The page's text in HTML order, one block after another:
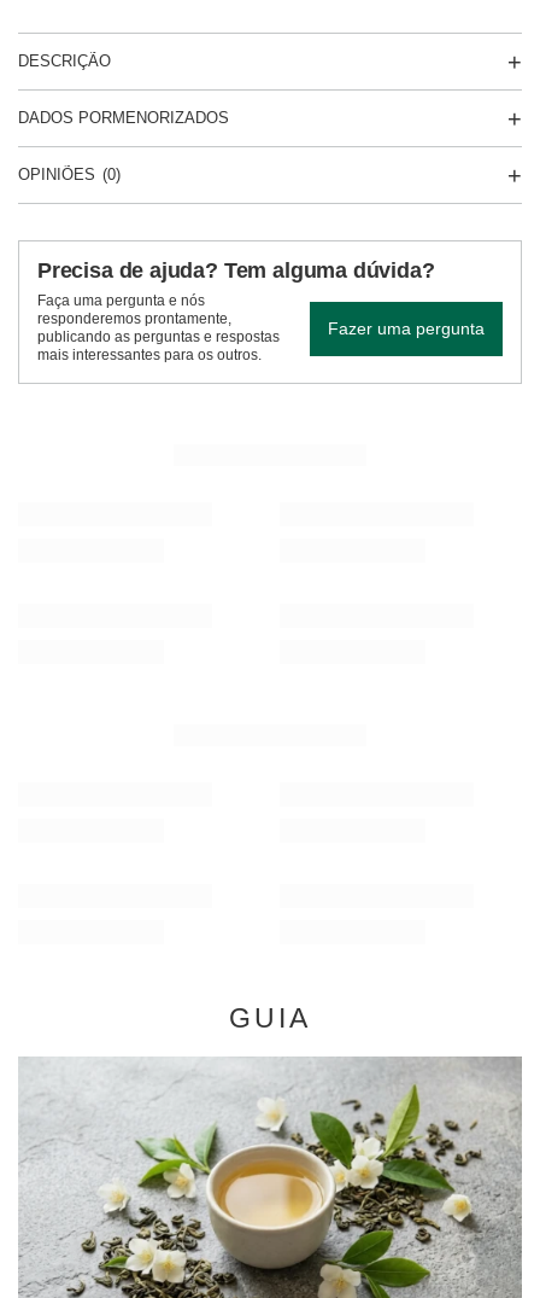
DESCRIÇÃO
DADOS PORMENORIZADOS
OPINIÕES (0)
Precisa de ajuda? Tem alguma dúvida?
Faça uma pergunta e nós
responderemos prontamente,
publicando as perguntas e respostas
mais interessantes para os outros.
Fazer uma pergunta
Chá de jasmim - propriedades e efeitos. Como